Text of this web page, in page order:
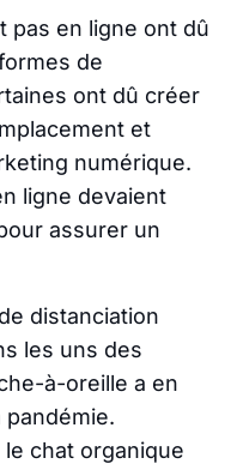
pas en ligne ont dû
de
ont dû créer
et
numérique.
ligne devaient
assurer un
distanciation
les uns des
à-oreille a en
chat organique